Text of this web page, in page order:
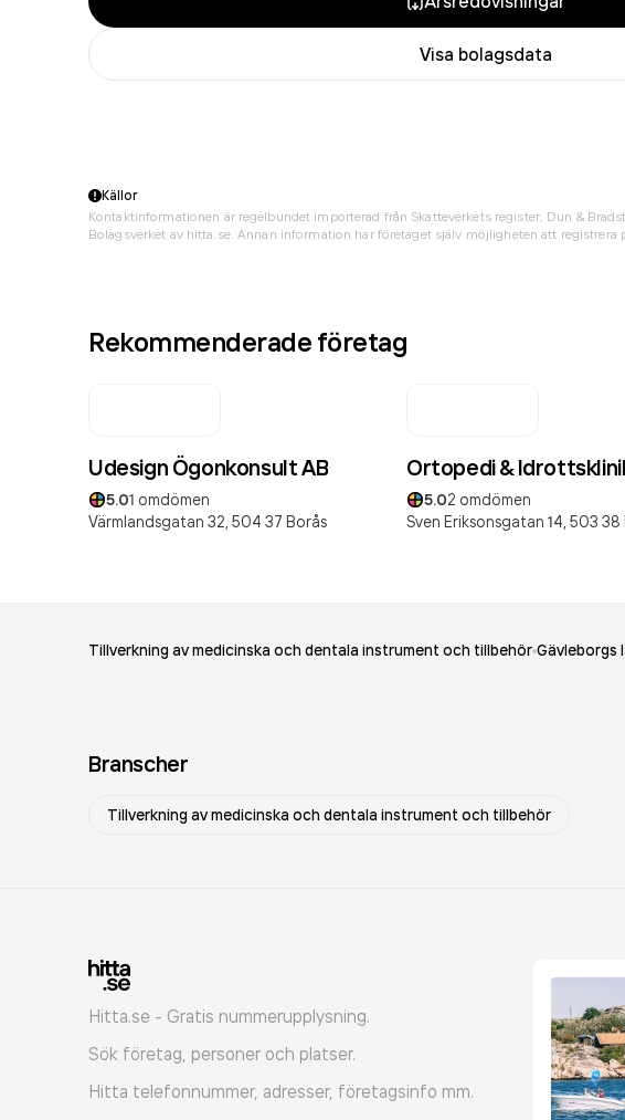
Visa bolagsdata
Källor
Kontaktinformationen är regelbundet importerad från Skatteverkets register, Dun &
Bolagsverket av hitta.se. Annan information har företaget själv möjligheten att registrera
Rekommenderade företag
Udesign Ögonkonsult AB
5.01 omdömen
Värmlandsgatan 32, 504 37 Borås
Ortopedi &
5.02 omdömen
Sven Eriksonsgatan 14, 503 38
Tillverkning av medicinska och dentala instrument och tillbehör Gävleborgs
Branscher
Tillverkning av medicinska och dentala instrument och tillbehör
Hitta.se - Gratis nummerupplysning.
Sök företag, personer och platser.
Hitta telefonnummer, adresser, företagsinfo mm.